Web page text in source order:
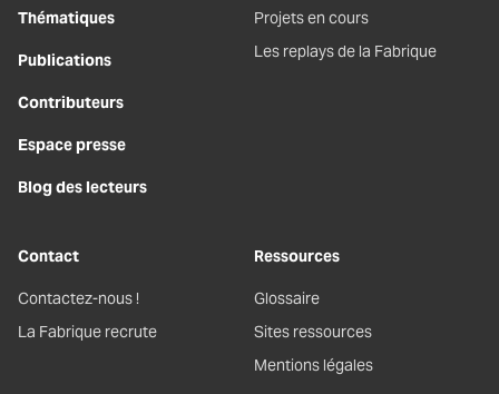
Thématiques
Publications
Contributeurs
Espace presse
Blog des lecteurs
Projets en cours
Les replays de la Fabrique
Contact
Contactez-nous !
La Fabrique recrute
Ressources
Glossaire
Sites ressources
Mentions légales